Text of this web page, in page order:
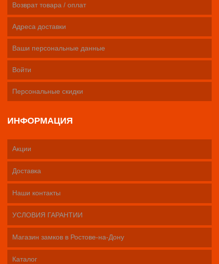
Возврат товара / оплат
Адреса доставки
Ваши персональные данные
Войти
Персональные скидки
ИНФОРМАЦИЯ
Акции
Доставка
Наши контакты
УСЛОВИЯ ГАРАНТИИ
Магазин замков в Ростове-на-Дону
Каталог